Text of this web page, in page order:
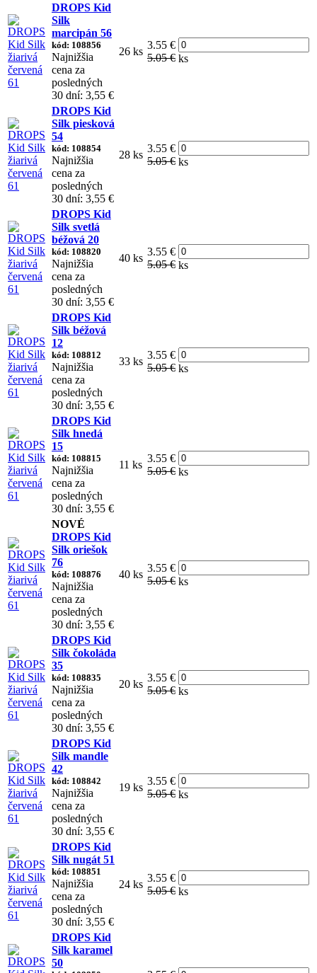
DROPS Kid
Silk
marcipán 56
kód: 108856
Najnižšia
cena za
posledných
30 dní: 3,55 €
26 ks
3.55 €
5.05 € ks
DROPS Kid
Silk piesková
54
kód: 108854
Najnižšia
cena za
posledných
30 dní: 3,55 €
28 ks
3.55 €
5.05 € ks
DROPS Kid
Silk svetlá
béžová 20
kód: 108820
Najnižšia
cena za
posledných
30 dní: 3,55 €
40 ks
3.55 €
5.05 € ks
DROPS Kid
Silk béžová
12
kód: 108812
Najnižšia
cena za
posledných
30 dní: 3,55 €
33 ks
3.55 €
5.05 € ks
DROPS Kid
Silk hnedá
15
kód: 108815
Najnižšia
cena za
posledných
30 dní: 3,55 €
11 ks
3.55 €
5.05 € ks
NOVÉ
DROPS Kid
Silk oriešok
76
kód: 108876
Najnižšia
cena za
posledných
30 dní: 3,55 €
40 ks
3.55 €
5.05 € ks
DROPS Kid
Silk čokoláda
35
kód: 108835
Najnižšia
cena za
posledných
30 dní: 3,55 €
20 ks
3.55 €
5.05 € ks
DROPS Kid
Silk mandle
42
kód: 108842
Najnižšia
cena za
posledných
30 dní: 3,55 €
19 ks
3.55 €
5.05 € ks
DROPS Kid
Silk nugát 51
kód: 108851
Najnižšia
cena za
posledných
30 dní: 3,55 €
24 ks
3.55 €
5.05 € ks
DROPS Kid
Silk karamel
50